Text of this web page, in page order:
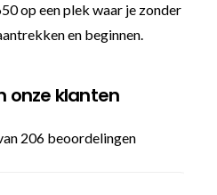
op een plek waar je zonder
en beginnen.
onze klanten
206 beoordelingen